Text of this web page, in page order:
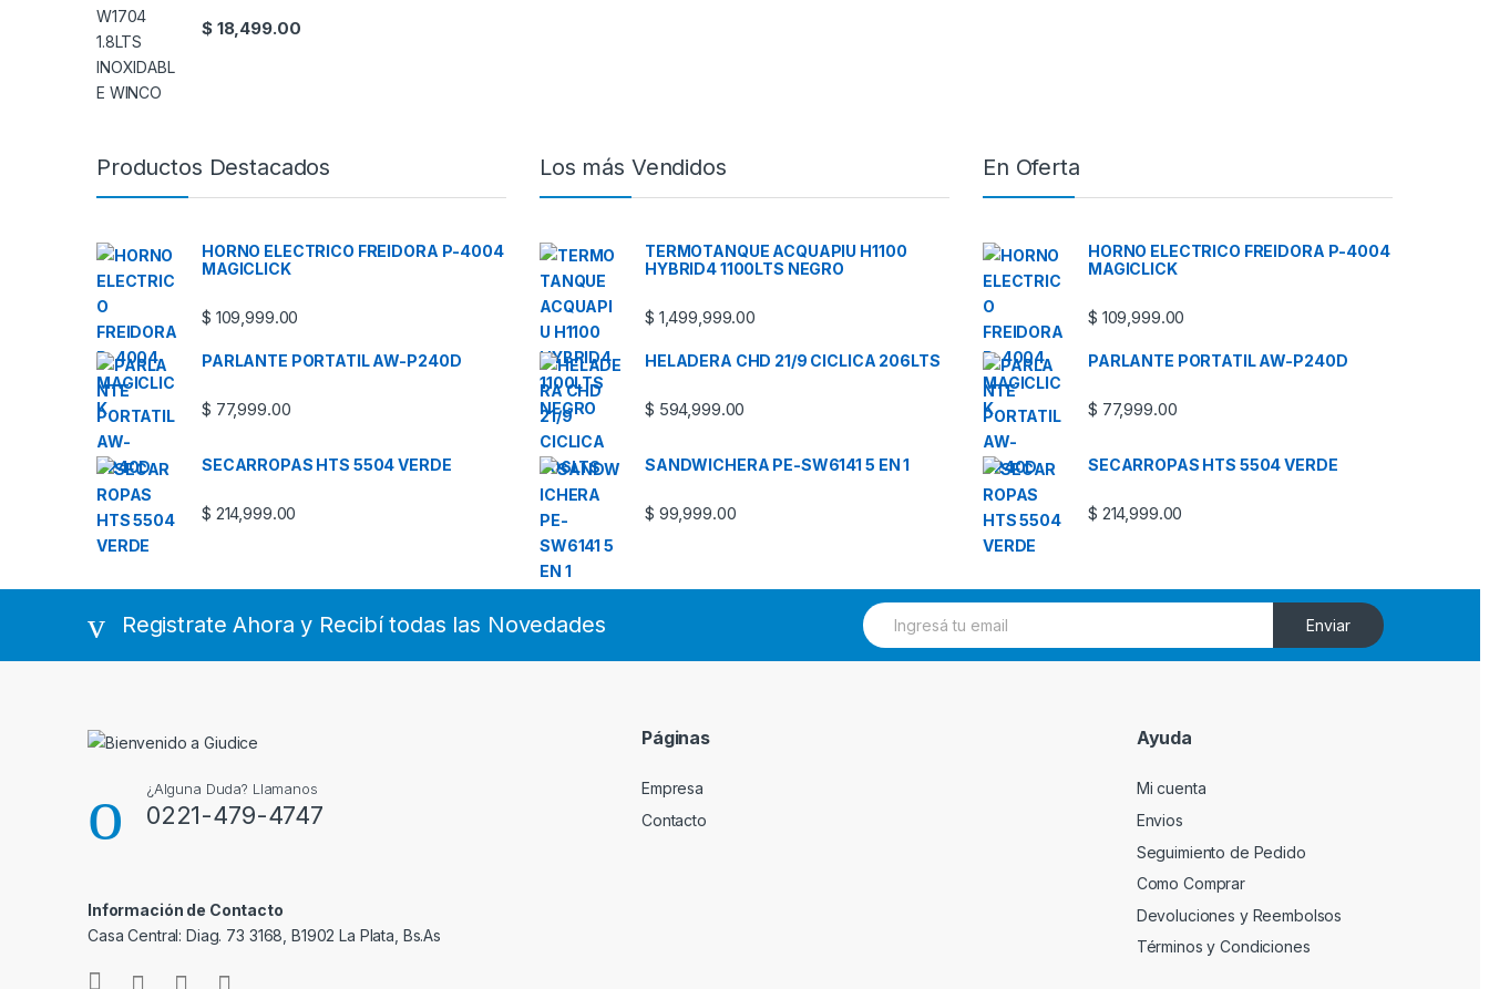
$18,499.00
Productos Destacados
HORNO ELECTRICO FREIDORA P-4004
MAGICLICK
$ 109,999.00
PARLANTE PORTATIL AW-P240D
$ 77,999.00
SECARROPAS HTS 5504 VERDE
$ 214,999.00
Los más Vendidos
TERMOTANQUE ACQUAPIU H1100
HYBRID4 1100LTS NEGRO
$ 1,499,999.00
HELADERA CHD 21/9 CICLICA 206LTS
$ 594,999.00
SANDWICHERA PE-SW6141 5 EN 1
$ 99,999.00
En Oferta
HORNO ELECTRICO FREIDORA P-4004
MAGICLICK
$ 109,999.00
PARLANTE PORTATIL AW-P240D
$ 77,999.00
SECARROPAS HTS 5504 VERDE
$ 214,999.00
Registrate Ahora y Recibí todas las Novedades
E
m
Enviar
¿Alguna Duda? Llamanos
0221-479-4747
Información de Contacto
Casa Central: Diag. 73 3168, B1902 La Plata, Bs.As
Páginas
Empresa
Contacto
Ayuda
Mi cuenta
Envios
Seguimiento de Pedido
Como Comprar
Devoluciones y Reembolsos
Términos y Condiciones